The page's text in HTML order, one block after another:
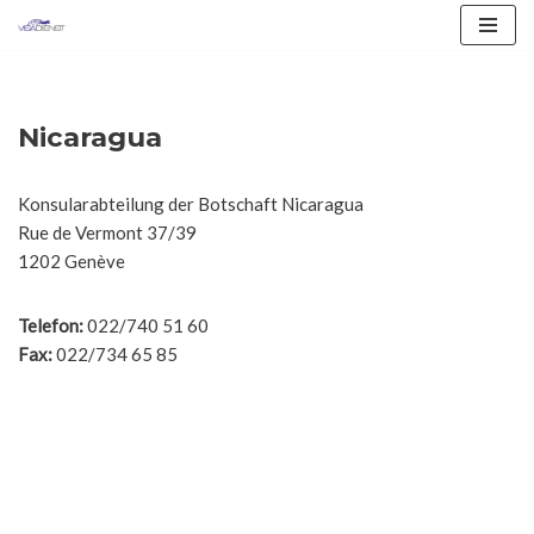
springen
Nicaragua
Konsularabteilung der Botschaft Nicaragua
Rue de Vermont 37/39
1202 Genève
Telefon:022/740 51 60
Fax:022/734 65 85